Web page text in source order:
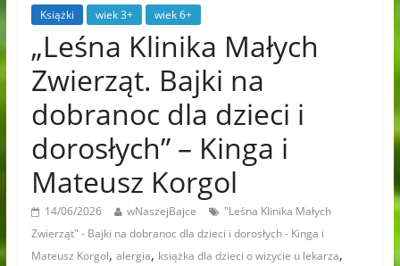
Książki wiek 3+ wiek 6+
„Leśna Klinika Małych
Zwierząt. Bajki na
dobranoc dla dzieci i
dorosłych” – Kinga i
Mateusz Korgol
14/06/2026 wNaszejBajce
"Leśna Klinika Małych
Zwierząt" - Bajki na dobranoc dla dzieci i dorosłych - Kinga i
Mateusz Korgol, alergia, książka dla dzieci o wizycie u lekarza,